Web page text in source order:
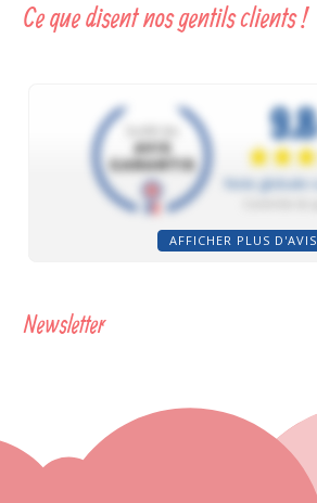
Ce que disent nos gentils clients !
AFFICHER PLUS D'AVIS
Newsletter